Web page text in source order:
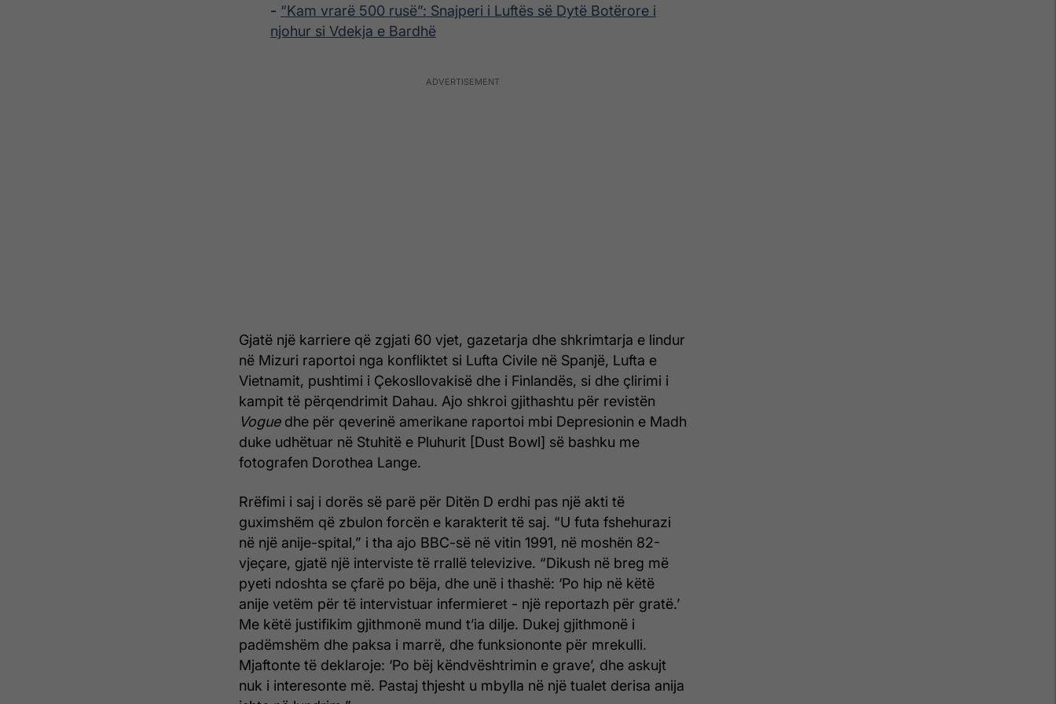
- “Kam vrarë 500 rusë”: Snajperi i Luftës së Dytë Botërore i
njohur si Vdekja e Bardhë
Gjatë një karriere që zgjati 60 vjet, gazetarja dhe shkrimtarja e lindur
në Mizuri raportoi nga konfliktet si Lufta Civile në Spanjë, Lufta e
Vietnamit, pushtimi i Çekosllovakisë dhe i Finlandës, si dhe çlirimi i
kampit të përqendrimit Dahau. Ajo shkroi gjithashtu për revistën
Voguedhe për qeverinë amerikane raportoi mbi Depresionin e Madh
duke udhëtuar në Stuhitë e Pluhurit [Dust Bowl] së bashku me
fotografen Dorothea Lange.
Rrëfimi i saj i dorës së parë për Ditën D erdhi pas një akti të
guximshëm që zbulon forcën e karakterit të saj. “U futa fshehurazi
në një anije-spital,” i tha ajo BBC-së në vitin 1991, në moshën 82-
vjeçare, gjatë një interviste të rrallë televizive. “Dikush në breg më
pyeti ndoshta se çfarë po bëja, dhe unë i thashë: ‘Po hip në këtë
anije vetëm për të intervistuar infermieret - një reportazh për gratë.’
Me këtë justifikim gjithmonë mund t’ia dilje. Dukej gjithmonë i
padëmshëm dhe paksa i marrë, dhe funksiononte për mrekulli.
Mjaftonte të deklaroje: ‘Po bëj këndvështrimin e grave’, dhe askujt
nuk i interesonte më. Pastaj thjesht u mbylla në një tualet derisa anija